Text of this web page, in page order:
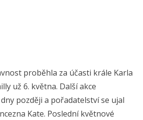
proběhla za účasti krále Karla
už 6. května. Další akce
později a pořadatelství se ujal
Kate. Poslední květnové